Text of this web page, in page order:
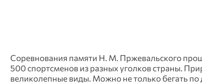
Соревнования памяти Н. М. Пржевальского
500 спортсменов из разных уголков страны.
великолепные виды. Можно не только бегать по